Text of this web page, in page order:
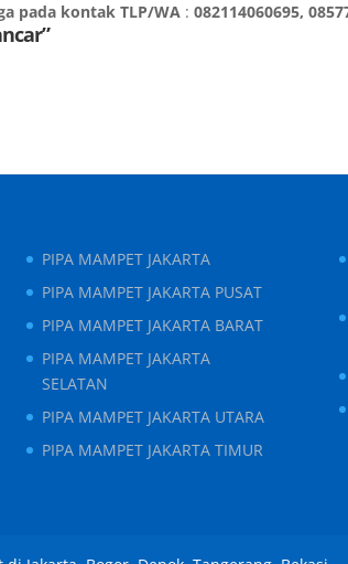
pada kontak TLP/WA :082114060695,
PIPA MAMPET JAKARTA
PIPA MAMPET JAKARTA PUSAT
PIPA MAMPET JAKARTA BARAT
PIPA MAMPET JAKARTA
SELATAN
PIPA MAMPET JAKARTA UTARA
PIPA MAMPET JAKARTA TIMUR